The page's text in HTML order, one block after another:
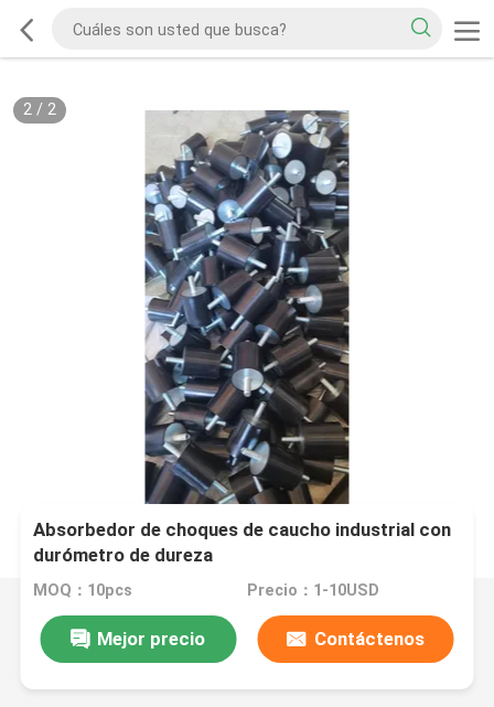
2/ 2
Absorbedor de choques de caucho industrial con
durómetro de dureza
MOQ：10pcs Precio：1-10USD
Mejor precio Contáctenos